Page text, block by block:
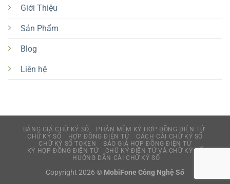
Giới Thiệu
Sản Phẩm
Blog
Liên hệ
BẢNG GIÁ CHỮ KÝ SỐ
PHẦN MỀM KÝ HỢP ĐỒNG ĐIỆN TỬ
CHỮ KÝ SỐ
HỢP ĐỒNG ĐIỆN TỬ
CÁCH CÀI CHỮ KÝ SỐ
CHỮ KÝ SỐ TOKEN
BÁO GIÁ HỢP ĐỒNG ĐIỆN TỬ
KÝ HỢP ĐỒNG ĐIỆN TỬ
CHỮ KÝ ĐIỆN TỬ VÀ CHỮ KÝ SỐ
HƯỚNG DẪN CÀI CHỮ KÝ SỐ
Copyright 2026 © MobiFone Công Nghệ Số